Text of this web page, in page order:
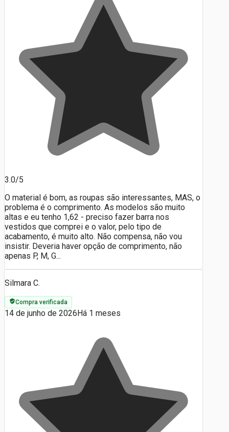
3.0/5
O material é bom, as roupas são interessantes, MAS, o
problema é o comprimento. As modelos são muito
altas e eu tenho 1,62 - preciso fazer barra nos
vestidos que comprei e o valor, pelo tipo de
acabamento, é muito alto. Não compensa, não vou
insistir. Deveria haver opção de comprimento, não
apenas P, M, G...
Silmara C.
Compra verificada
14 de junho de 2026Há 1 meses